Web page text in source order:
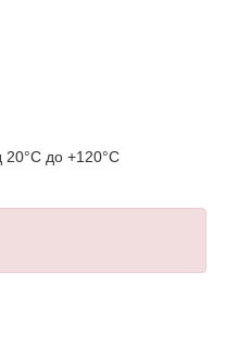
20°C до +120°C